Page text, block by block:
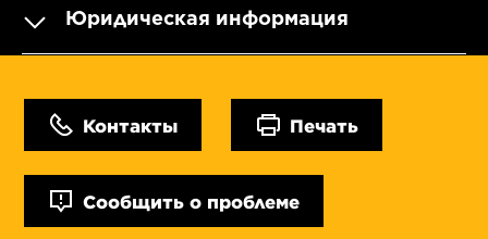
Юридическая информация
Контакты Печать
Сообщить о проблеме